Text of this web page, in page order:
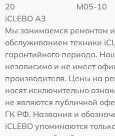
20
M05-10
iCLEBO A3
Мы занимаемся ремонтом
обслуживанием техники
гарантийного периода.
независимо и не имеет
производителя. Цены на
носят исключительно
не являются публичной
ГК РФ. Названия и
iCLEBO упоминаются